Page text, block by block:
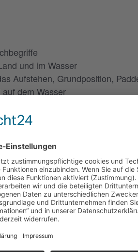
und im Wasser
Aufstehen, Grundposition,
dem Wasser
(Board,Paddel, Boardleash)
2025